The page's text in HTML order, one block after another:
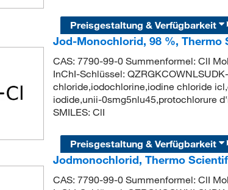
Preisgestaltung & Verfügbarkeit
Jod-Monochlorid, 98 %, Thermo
CAS: 7790-99-0 Summenformel: ClI
InChI-Schlüssel:
chloride,iodochlorine,iodine chloride
iodide,unii-0smg5nlu45,protochlorure
SMILES: ClI
Preisgestaltung & Verfügbarkeit
Jodmonochlorid, Thermo
CAS: 7790-99-0 Summenformel: ClI